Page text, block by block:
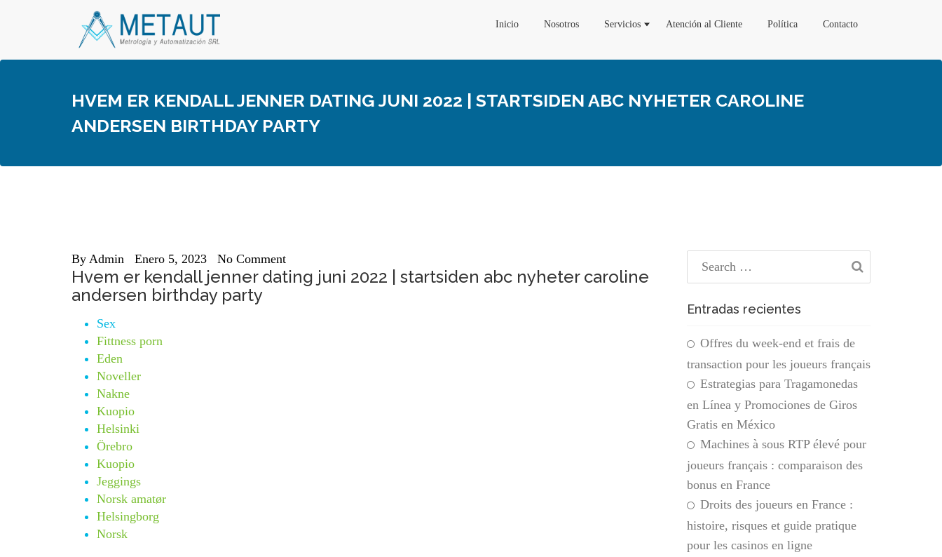
Inicio Nosotros Servicios Atención al Cliente Política Contacto
HVEM ER KENDALL JENNER DATING JUNI 2022 | STARTSIDEN ABC NYHETER CAROLINE
ANDERSEN BIRTHDAY PARTY
By Admin Enero 5, 2023 No Comment
Hvem er kendall jenner dating juni 2022 | startsiden abc nyheter caroline
andersen birthday party
Sex
Fittness porn
Eden
Noveller
Nakne
Kuopio
Helsinki
Örebro
Kuopio
Jeggings
Norsk amatør
Helsingborg
Norsk
Entradas recientes
Offres du week-end et frais de
transaction pour les joueurs français
Estrategias para Tragamonedas
en Línea y Promociones de Giros
Gratis en México
Machines à sous RTP élevé pour
joueurs français : comparaison des
bonus en France
Droits des joueurs en France :
histoire, risques et guide pratique
pour les casinos en ligne